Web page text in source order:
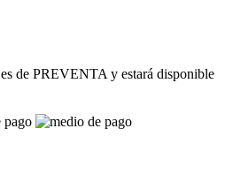
de PREVENTA y estará disponible